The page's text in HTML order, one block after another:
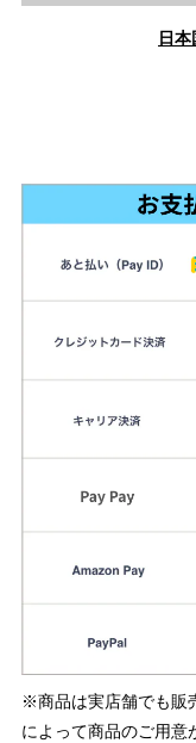
日
※商品は実店舗でも販
によって商品のご用意